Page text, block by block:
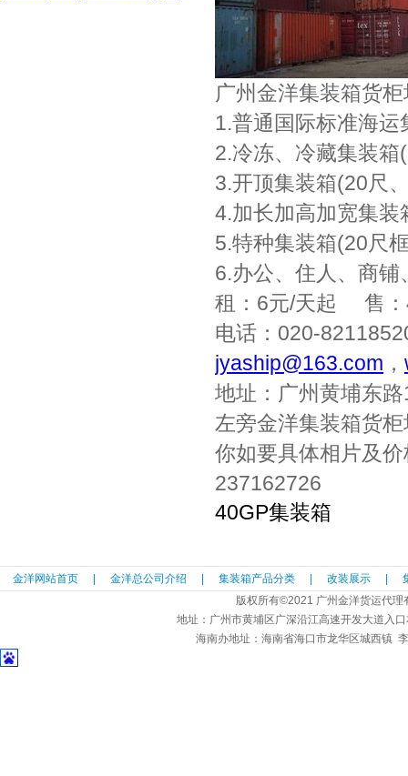
广州金洋集装箱货
1.普通国际标准海
2.冷冻、冷藏集装
3.开顶集装箱(20尺
4.加长加高加宽集
5.特种集装箱(20尺
6.办公、住人、商铺
租：6元/天起 售：
电话：020-
jyaship@163.com ，
地址：广州黄埔东
左旁金洋集装箱货柜
你如要具体相片及
237162726
40GP集装箱
金洋网站首页 金洋总公司介绍 集装箱产品分类 改装展示
版权所有©2021 广州金洋货运代
地址：广州市黄埔区广深沿江高速开发大道入
海南办地址：海南省海口市龙华区城西镇